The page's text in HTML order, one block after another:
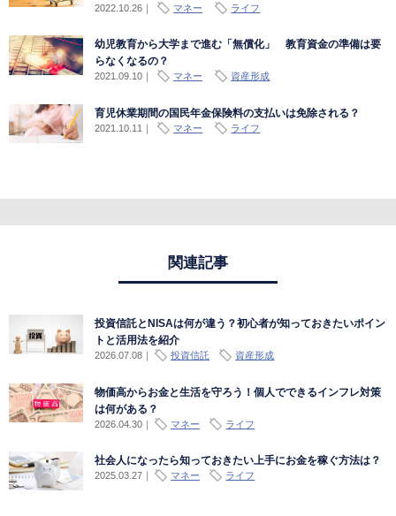
2022.10.26｜ マネー ライフ
幼児教育から大学まで進む「無償化」 教育資金の準備は要
らなくなるの？
2021.09.10｜ マネー 資産形成
育児休業期間の国民年金保険料の支払いは免除される？
2021.10.11 ｜ マネー ライフ
関連記事
投資信託とNISAは何が違う？初心者が知っておきたいポイン
トと活用法を紹介
2026.07.08｜ 投資信託 資産形成
物価高からお金と生活を守ろう！個人でできるインフレ対策
は何がある？
2026.04.30｜ マネー ライフ
社会人になったら知っておきたい上手にお金を稼ぐ方法は？
2025.03.27｜ マネー ライフ